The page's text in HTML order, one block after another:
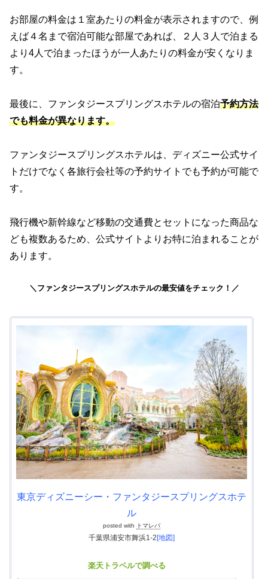
お部屋の料金は１室あたりの料金が表示されますので、例
えば４名まで宿泊可能な部屋であれば、２人３人で泊まる
より4人で泊まったほうが一人あたりの料金が安くなりま
す。
最後に、ファンタジースプリングスホテルの宿泊予約方法
でも料金が異なります。
ファンタジースプリングスホテルは、ディズニー公式サイ
トだけでなく各旅行会社等の予約サイトでも予約が可能で
す。
飛行機や新幹線など移動の交通費とセットになった商品な
ども複数あるため、公式サイトよりお特に泊まれることが
あります。
＼ファンタジースプリングスホテルの最安値をチェック！／
東京ディズニーシー・ファンタジースプリングスホテ
ル
posted with トマレバ
千葉県浦安市舞浜1-2 [地図]
楽天トラベルで調べる